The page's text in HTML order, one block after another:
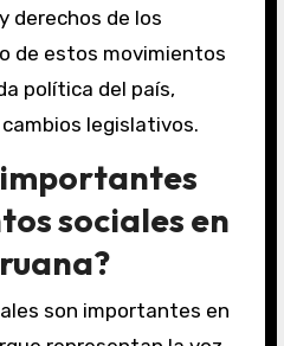
derechos de los
de estos movimientos
política del país,
legislativos.
importantes
sociales en
son importantes en